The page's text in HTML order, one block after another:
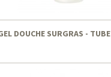
DOUCHE SURGRAS - TUBE